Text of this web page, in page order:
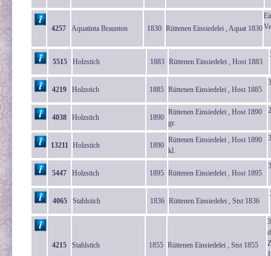
4257 Aquatinta Braunton 1830 Rüttenen Einsiedelei , Aquat 1830
5515 Holzstich 1883 Rüttenen Einsiedelei , Host 1883
4219 Holzstich 1885 Rüttenen Einsiedelei , Host 1885
4038 Holzstich 1890
Rüttenen Einsiedelei , Host 1890
gr.
13211 Holzstich 1890
Rüttenen Einsiedelei , Host 1890
kl.
5447 Holzstich 1895 Rüttenen Einsiedelei , Host 1895
4065 Stahlstich 1836 Rüttenen Einsiedelei , Stst 1836
4215 Stahlstich 1855 Rüttenen Einsiedelei , Stst 1855